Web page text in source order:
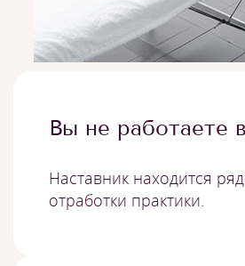
Вы не работаете
Наставник находится
отработки практики.